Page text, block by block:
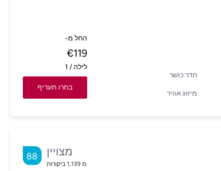
חדר כושר
מיזוג אוויר
החל מ-
€119
לילה/
1
בחרו תעריף
מצויין
מ1,139 ביקורות
88